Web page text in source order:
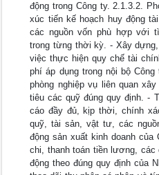
động trong Công ty. 2.1.3.2.
xúc tiến kế hoạch huy động
các nguồn vốn phù hợp với
trong từng thời kỳ. - Xây
việc thực hiện quy chế tài
phí áp dụng trong nội bộ
phòng nghiệp vụ liên quan
tiêu các quỹ đúng quy định. -
cáo đầy đủ, kịp thời, chính
quỹ, tài sản, vật tư, các
động sản xuất kinh doanh
chi, thanh toán tiền lương,
động theo đúng quy định của